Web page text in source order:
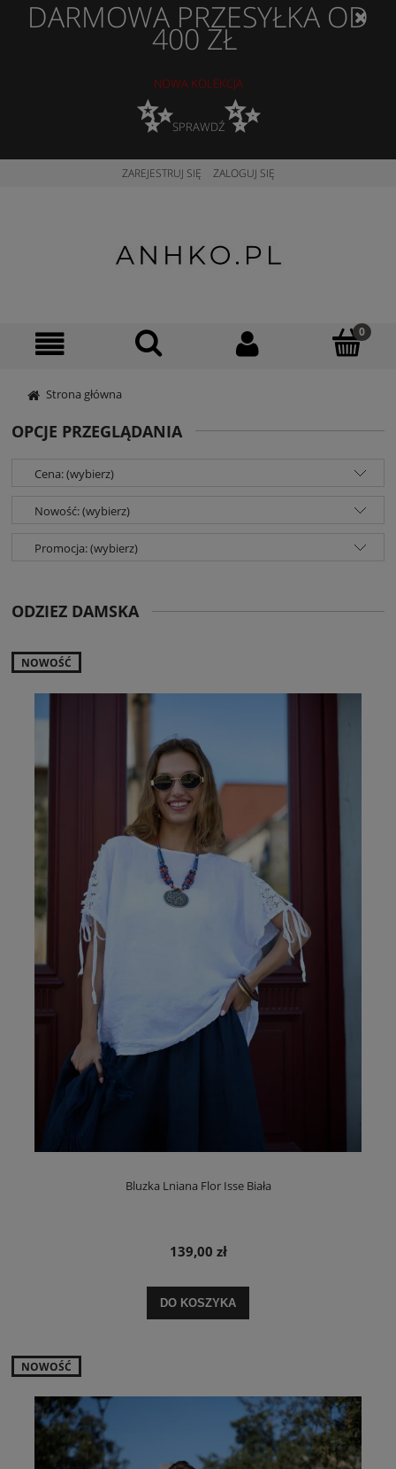
DARMOWA PRZESYŁKA OD
400 ZŁ
NOWA KOLEKCJA
✨SPRAWDŹ✨
ZAREJESTRUJ SIĘ ZALOGUJ SIĘ
Strona główna
OPCJE PRZEGLĄDANIA
Cena: (wybierz)
Nowość: (wybierz)
Promocja: (wybierz)
ODZIEZ DAMSKA
Bluzka Lniana Flor Isse Biała
139,00 zł
DO KOSZYKA
NOWOŚĆ
NOWOŚĆ